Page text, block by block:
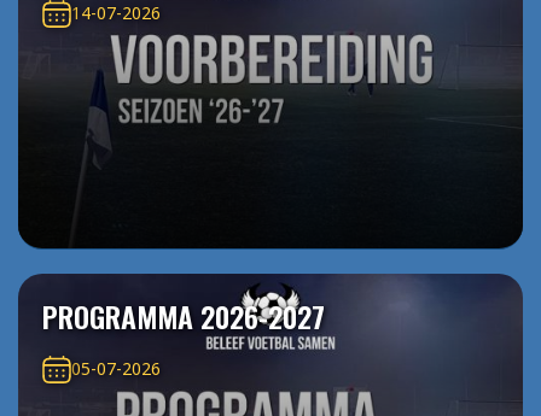
14-07-2026
PROGRAMMA 2026-2027
05-07-2026